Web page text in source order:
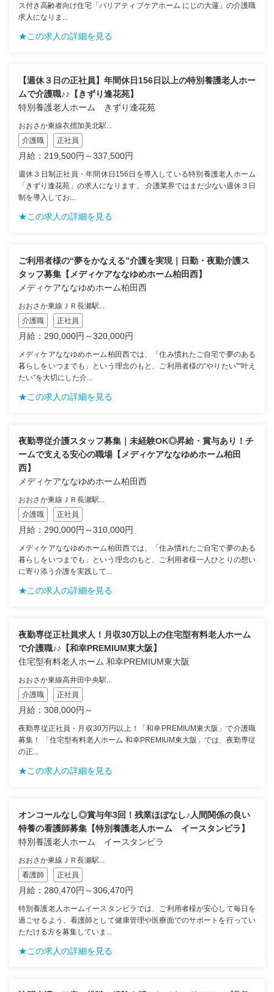
ス付き高齢者向け住宅「パリアティブケアホーム にじの大蓮」の介護職
求人になりま...
★この求人の詳細を見る
【週休３日の正社員】年間休日156日以上の特別養護老人ホー
ムで介護職♪♪【きずり逢花苑】
特別養護老人ホーム きずり逢花苑
おおさか東線衣摺加美北駅...
介護職
正社員
月給：219,500円～337,500円
週休３日制正社員・年間休日156日を導入している特別養護老人ホーム
「きずり逢花苑」の求人になります。 介護業界ではまだ少ない週休３日
制を導入してお...
★この求人の詳細を見る
ご利用者様の“夢をかなえる”介護を実現｜日勤・夜勤介護ス
タッフ募集【メディケアななゆめホーム柏田西】
メディケアななゆめホーム柏田西
おおさか東線ＪＲ長瀬駅...
介護職
正社員
月給：290,000円～320,000円
メディケアななゆめホーム柏田西では、「住み慣れたご自宅で夢のある
暮らしをいつまでも」という理念のもと、ご利用者様の“やりたい”“叶え
たい”を大切にした介...
★この求人の詳細を見る
夜勤専従介護スタッフ募集｜未経験OK◎昇給・賞与あり！チ
ームで支える安心の職場【メディケアななゆめホーム柏田
西】
メディケアななゆめホーム柏田西
おおさか東線ＪＲ長瀬駅...
介護職
正社員
月給：290,000円～310,000円
メディケアななゆめホーム柏田西では、「住み慣れたご自宅で夢のある
暮らしをいつまでも」という理念のもと、ご利用者様一人ひとりの想い
に寄り添う介護を実践して...
★この求人の詳細を見る
夜勤専従正社員求人！月収30万以上の住宅型有料老人ホーム
で介護職♪♪【和幸PREMIUM東大阪】
住宅型有料老人ホーム 和幸PREMIUM東大阪
おおさか東線高井田中央駅...
介護職
正社員
月給：308,000円～
夜勤専従正社員・月収30万円以上！「和幸PREMIUM東大阪」で介護職
募集！ 「住宅型有料老人ホーム 和幸PREMIUM東大阪」では、夜勤専従
の正...
★この求人の詳細を見る
オンコールなし◎賞与年3回！残業ほぼなし♪人間関係の良い
特養の看護師募集【特別養護老人ホーム イースタンビラ】
特別養護老人ホーム イースタンビラ
おおさか東線ＪＲ長瀬駅...
看護師
正社員
月給：280,470円～306,470円
特別養護老人ホームイースタンビラでは、ご利用者様が安心して毎日を
過ごせるよう、看護師として健康管理や医療面でのサポートを行ってい
ただける方を募集していま...
★この求人の詳細を見る